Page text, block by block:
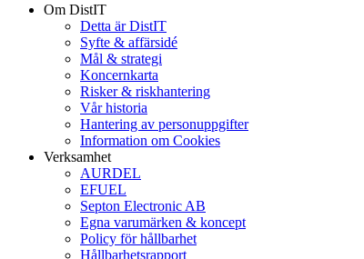
Om DistIT
Detta är DistIT
Syfte & affärsidé
Mål & strategi
Koncernkarta
Risker & riskhantering
Vår historia
Hantering av personuppgifter
Information om Cookies
Verksamhet
AURDEL
EFUEL
Septon Electronic AB
Egna varumärken & koncept
Policy för hållbarhet
Hållbarhetsrapport